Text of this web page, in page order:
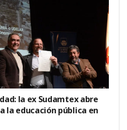
la ex Sudamtex abre
la educación pública en